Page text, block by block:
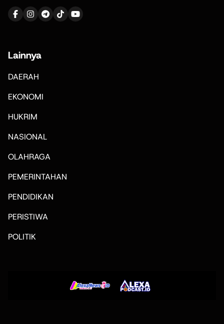
Lainnya
DAERAH
EKONOMI
HUKRIM
NASIONAL
OLAHRAGA
PEMERINTAHAN
PENDIDIKAN
PERISTIWA
POLITIK